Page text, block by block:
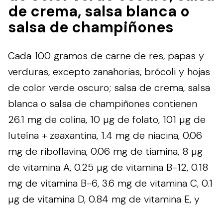
de crema, salsa blanca o
salsa de champiñones
Cada 100 gramos de carne de res, papas y
verduras, excepto zanahorias, brócoli y hojas
de color verde oscuro; salsa de crema, salsa
blanca o salsa de champiñones contienen
26.1 mg de colina, 10 µg de folato, 101 µg de
luteína + zeaxantina, 1.4 mg de niacina, 0.06
mg de riboflavina, 0.06 mg de tiamina, 8 µg
de vitamina A, 0.25 µg de vitamina B-12, 0.18
mg de vitamina B-6, 3.6 mg de vitamina C, 0.1
µg de vitamina D, 0.84 mg de vitamina E, y